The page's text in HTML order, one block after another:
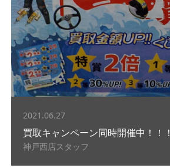
2021.06.27
買取キャンペーン同時開催中！！！
神戸西店スタッフ